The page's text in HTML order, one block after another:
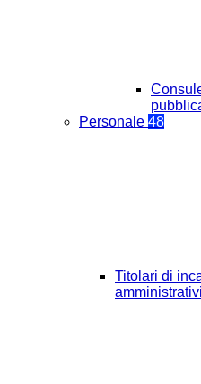
Personale 48
Titolari di